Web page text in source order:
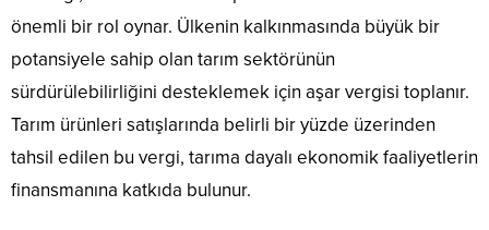
önemli bir rol oynar. Ülkenin kalkınmasında büyük bir
potansiyele sahip olan tarım sektörünün
sürdürülebilirliğini desteklemek için aşar vergisi toplanır.
Tarım ürünleri satışlarında belirli bir yüzde üzerinden
tahsil edilen bu vergi, tarıma dayalı ekonomik faaliyetlerin
finansmanına katkıda bulunur.